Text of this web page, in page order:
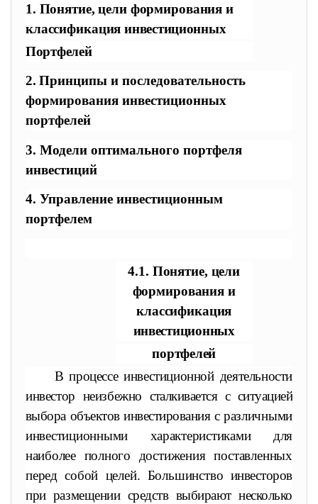
1. Понятие, цели формирования и
классификацияинвестиционных
Портфелей
2. Принципы и последовательность
формирования инвестиционных
портфелей
3. Модели оптимального портфеля
инвестиций
4. Управление инвестиционным
портфелем
4.1. Понятие, цели
формирования и
классификация
инвестиционных
портфелей
В процессе инвестиционной деятельности
инвестор неизбежно сталкивается с ситуацией
выбора объектов инвестирования с различными
инвестиционными характеристиками для
наиболее полного достижения поставленных
перед собой целей. Большинство инвесторов
при размещении средств выбирают несколько